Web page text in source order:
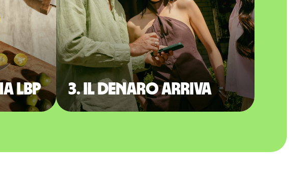
LBP 3. Il denaro arriva